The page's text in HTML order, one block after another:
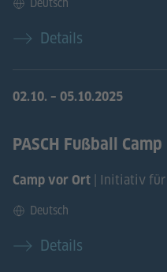
Deutsch
Details
02.10. – 05.10.2025
PASCH Fußball
Camp vor Ort | Initiativ für
Deutsch
Details